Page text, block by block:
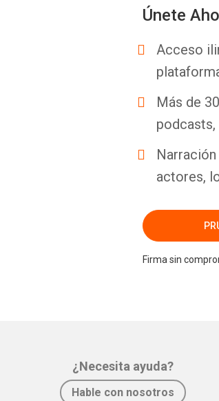
Únete
Acceso
Más de
actores,
Firma sin
¿Necesita ayuda?
Hable con nosotros